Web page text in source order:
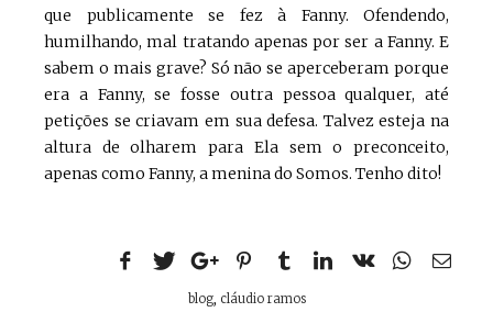
que publicamente se fez à Fanny. Ofendendo,
humilhando, mal tratando apenas por ser a Fanny. E
sabem o mais grave? Só não se aperceberam porque
era a Fanny, se fosse outra pessoa qualquer, até
petições se criavam em sua defesa. Talvez esteja na
altura de olharem para Ela sem o preconceito,
apenas como Fanny, a menina do Somos. Tenho dito!
blog, cláudio ramos